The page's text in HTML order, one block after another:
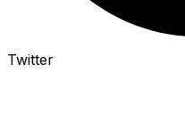
Twitter